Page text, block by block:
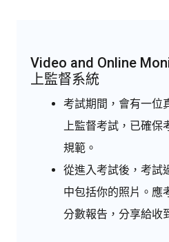
Video and Online
上監督系統
考試期間，會有一位
上監督考試，已確保
規範。
從進入考試後，考試
中包括你的照片。應
分數報告，分享給收